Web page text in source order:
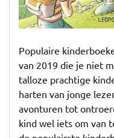
Populaire
van 2019 die je niet
talloze prachtige
harten van jonge
avonturen tot
kind wel iets om van